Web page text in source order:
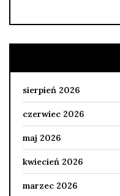
sierpień 2026
czerwiec 2026
maj 2026
kwiecień 2026
marzec 2026